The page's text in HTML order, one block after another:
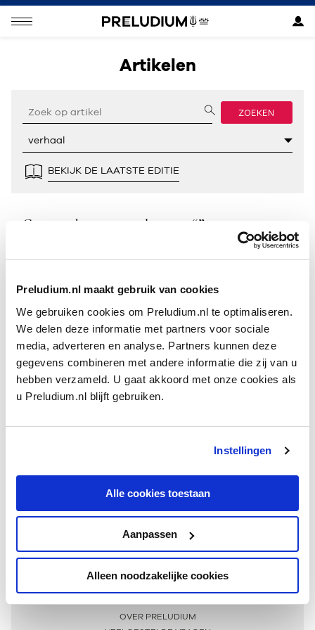
Preludium.nl maakt gebruik van cookies
We gebruiken cookies om Preludium.nl te optimaliseren.
We delen deze informatie met partners voor sociale
media, adverteren en analyse. Partners kunnen deze
gegevens combineren met andere informatie die zij van u
hebben verzameld. U gaat akkoord met onze cookies als
u Preludium.nl blijft gebruiken.
Instellingen
Alle cookies toestaan
Aanpassen
Alleen noodzakelijke cookies
Artikelen
ZOEKEN
BEKIJK DE LAATSTE EDITIE
Geen resultaten gevonden voor “”.
Meer informatie
OVER PRELUDIUM